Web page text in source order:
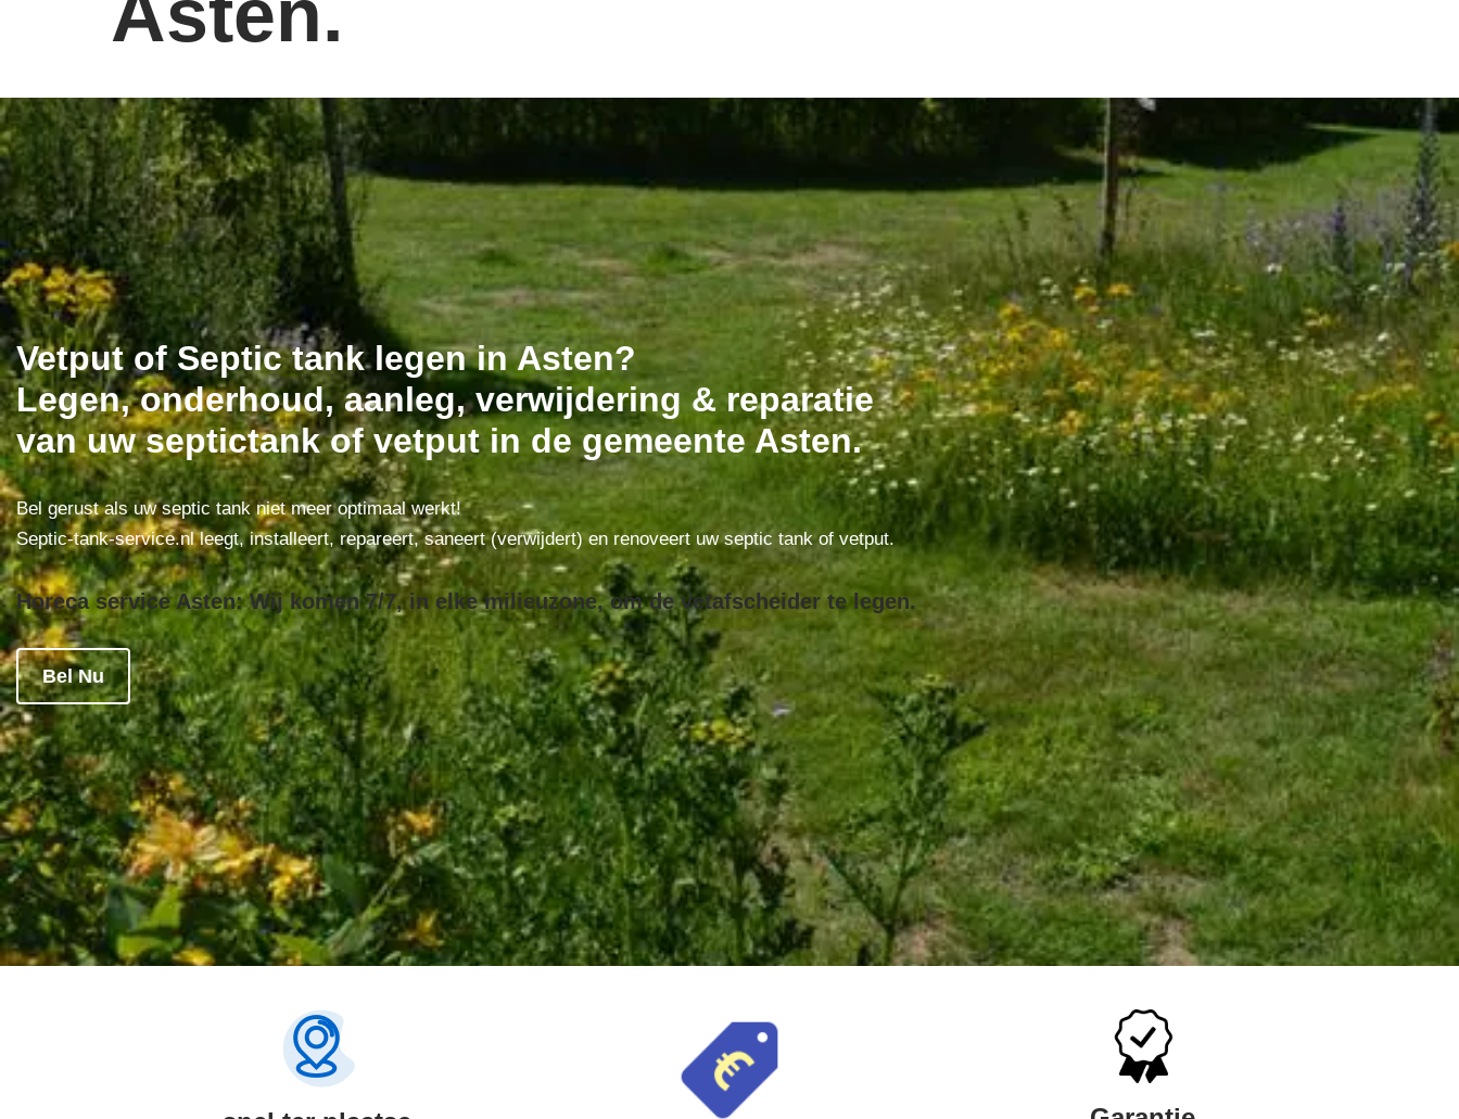
Vetput of Septic tank legen in Asten?
Legen, onderhoud, aanleg, verwijdering & reparatie
van uw septictank of vetput in de gemeente Asten.
Bel gerust als uw septic tank niet meer optimaal werkt!
Septic-tank-service.nl leegt, installeert, repareert, saneert (verwijdert) en renoveert uw septic tank of vetput.
Horeca service Asten: Wij komen 7/7, in elke milieuzone, om de vetafscheider te legen.
Bel Nu